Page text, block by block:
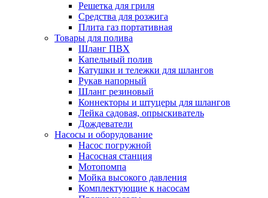
Решетка для гриля
Средства для розжига
Плита газ портативная
Товары для полива
Шланг ПВХ
Капельный полив
Катушки и тележки для шлангов
Рукав напорный
Шланг резиновый
Коннекторы и штуцеры для шлангов
Лейка садовая, опрыскиватель
Дождеватели
Насосы и оборудование
Насос погружной
Насосная станция
Мотопомпа
Мойка высокого давления
Комплектующие к насосам